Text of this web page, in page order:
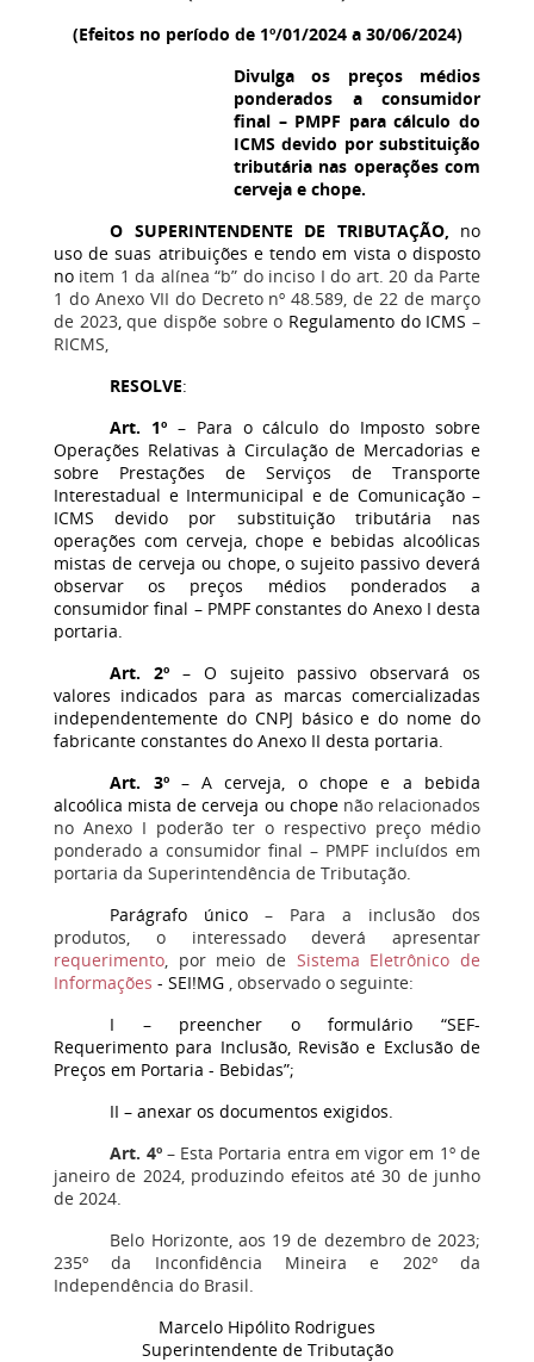
(Efeitos no período de 1º/01/2024 a 30/06/2024)
Divulga os preços médios
ponderados a consumidor
final – PMPF para cálculo do
ICMS devido por substituição
tributária nas operações com
cerveja e chope.
O SUPERINTENDENTE DE TRIBUTAÇÃO, no
uso de suas atribuições e tendo em vista o disposto
no item 1 da alínea “b” do inciso I do art. 20 da Parte
1 do Anexo VII do Decreto nº 48.589, de 22 de março
de 2023,que dispõe sobre o Regulamento do ICMS–
RICMS,
RESOLVE:
Art. 1º – Para o cálculo do Imposto sobre
Operações Relativas à Circulação de Mercadorias e
sobre Prestações de Serviços de Transporte
Interestadual e Intermunicipal e de Comunicação –
ICMS devido por substituição tributária nas
operações com cerveja, chope e bebidas alcoólicas
mistas de cerveja ou chope, o sujeito passivo deverá
observar os preços médios ponderados a
consumidor final – PMPF constantes do Anexo I desta
portaria.
Art. 2º – O sujeito passivo observará os
valores indicados para as marcas comercializadas
independentemente do CNPJ básico e do nome do
fabricante constantes do Anexo II desta portaria.
Art. 3º– A cerveja, o chope e a bebida
alcoólica mista de cerveja ou chopenão relacionados
no Anexo I poderão ter o respectivo preço médio
ponderado a consumidor final – PMPF incluídos em
portaria da Superintendência de Tributação.
Parágrafo único – Para a inclusão dos
produtos, o interessado deverá apresentar
requerimento, por meio de Sistema Eletrônico de
Informações - SEI!MG , observado o seguinte:
I –preencher o formulário “SEF-
Requerimento para Inclusão, Revisão e Exclusão de
Preços em Portaria - Bebidas”;
II– anexar os documentos exigidos.
Art. 4º– Esta Portaria entra em vigor em 1º de
janeiro de 2024, produzindo efeitos até 30 de junho
de 2024.
Belo Horizonte, aos 19 de dezembro de 2023;
235º da Inconfidência Mineira e 202º da
Independência do Brasil.
Marcelo Hipólito Rodrigues
Superintendente de Tributação